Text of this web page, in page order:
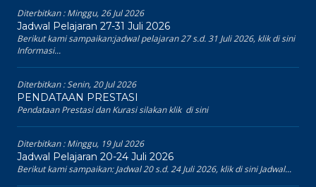
Diterbitkan :Minggu, 26 Jul 2026
Jadwal Pelajaran 27-31 Juli 2026
Berikut kami sampaikan:jadwal pelajaran 27 s.d. 31 Juli 2026, klik di sini
Informasi...
Diterbitkan :Senin, 20 Jul 2026
PENDATAAN PRESTASI
Pendataan Prestasi dan Kurasi silakan klik di sini
Diterbitkan :Minggu, 19 Jul 2026
Jadwal Pelajaran 20-24 Juli 2026
Berikut kami sampaikan: Jadwal 20 s.d. 24 Juli 2026, klik di sini Jadwal...